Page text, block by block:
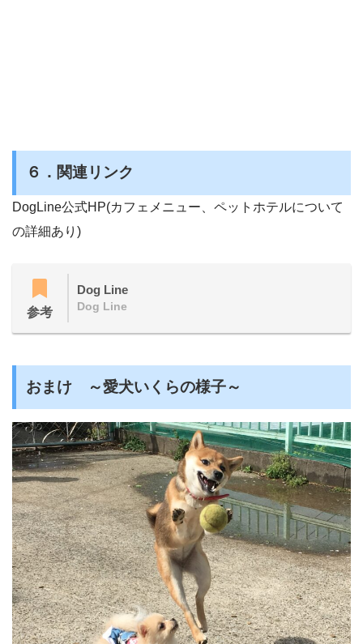
６．関連リンク
DogLine公式HP(カフェメニュー、ペットホテルについて
の詳細あり)
参考
Dog Line
Dog Line
おまけ ～愛犬いくらの様子～